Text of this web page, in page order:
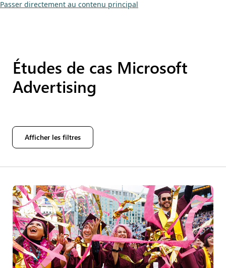
Passer directement au contenu principal
Études de cas Microsoft
Advertising
Afficher les filtres